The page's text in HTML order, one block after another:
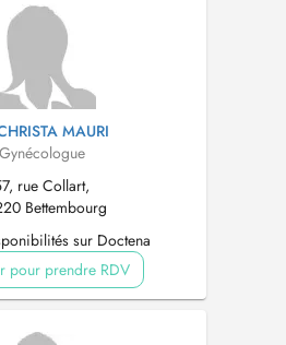
MAURI
Gynécologue
rue Collart,
Bettembourg
sur Doctena
pour prendre RDV